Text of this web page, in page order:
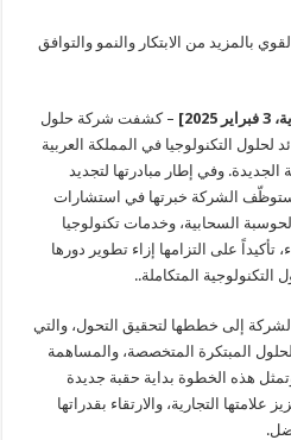
بالمزيد من الابتكار والنمو والتوافق
– كشفت شركة حلول
لحلول التكنولوجيا في المملكة العربية
الجديدة. وفي إطار مبادرتها لتجديد
ستوظّف الشركة خبرتها في استشارات
السحابية، وخدمات تكنولوجيا
تأكيداً على التزامها إزاء تطوير دورها
التكنولوجية المتكاملة..
إلى خططها لتحقيق التحول، والتي
المبتكرة المتخصصة، والمساهمة
“رؤية السعودية 2030”. وتمثل هذه الخطوة بداية حقبة جديدة
التجارية، والارتقاء بقدراتها